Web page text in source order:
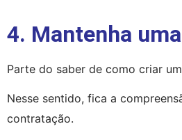
4. Mantenha
Parte do saber de como criar
Nesse sentido, fica a
contratação.